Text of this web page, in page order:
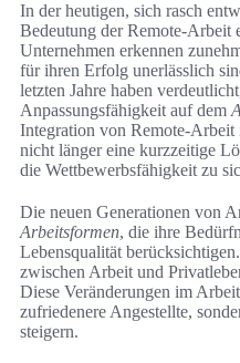
In der heutigen, sich rasch
Bedeutung der Remote-Arbeit
Unternehmen erkennen
für ihren Erfolg unerlässlich
letzten Jahre haben
Anpassungsfähigkeit auf dem
Integration von Remote-
nicht länger eine kurzzeitige
die Wettbewerbsfähigkeit zu
Die neuen Generationen von
Arbeitsformen, die ihre
Lebensqualität
zwischen Arbeit und
Diese Veränderungen im
zufriedenere Angestellte,
steigern.